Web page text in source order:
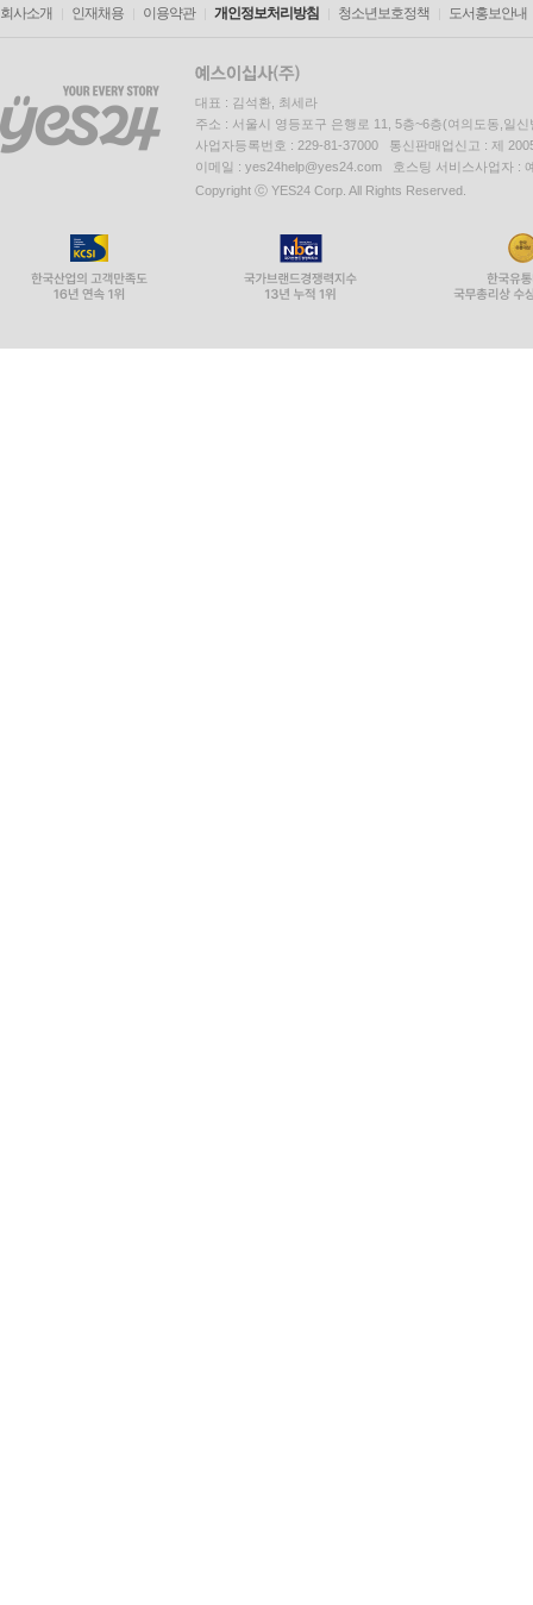
회사소개 인재채용 이용약관 개인정보처리방침 청소년보호정책 도서홍보안내
대표 : 김석환, 최세라
주소 : 서울시 영등포구 은행로 11, 5층~6층(여의도동,일신
사업자등록번호 : 229-81-37000 통신판매업신고 : 제
이메일 : yes24help@yes24.com 호스팅 서비스사업자 :
Copyright ⓒ YES24 Corp. All Rights Reserved.